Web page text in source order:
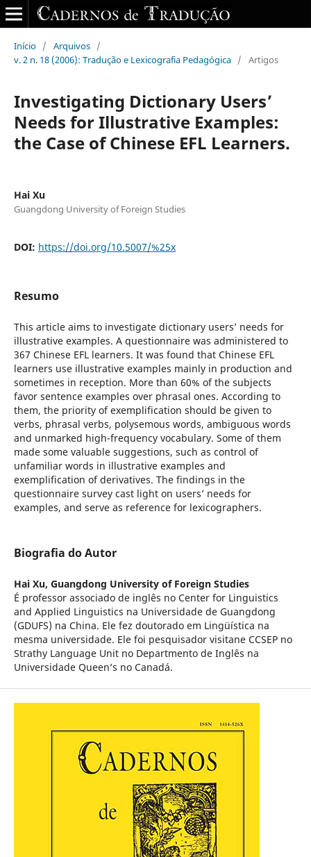
Início / Arquivos /
v. 2 n. 18 (2006): Tradução e Lexicografia Pedagógica / Artigos
Investigating Dictionary Users’
Needs for Illustrative Examples:
the Case of Chinese EFL Learners.
Hai Xu
Guangdong University of Foreign Studies
DOI: https://doi.org/10.5007/%25x
Resumo
This article aims to investigate dictionary users’ needs for
illustrative examples. A questionnaire was administered to
367 Chinese EFL learners. It was found that Chinese EFL
learners use illustrative examples mainly in production and
sometimes in reception. More than 60% of the subjects
favor sentence examples over phrasal ones. According to
them, the priority of exemplification should be given to
verbs, phrasal verbs, polysemous words, ambiguous words
and unmarked high-frequency vocabulary. Some of them
made some valuable suggestions, such as control of
unfamiliar words in illustrative examples and
exemplification of derivatives. The findings in the
questionnaire survey cast light on users’ needs for
examples, and serve as reference for lexicographers.
Biografia do Autor
Hai Xu, Guangdong University of Foreign Studies
É professor associado de inglês no Center for Linguistics
and Applied Linguistics na Universidade de Guangdong
(GDUFS) na China. Ele fez doutorado em Lingüística na
mesma universidade. Ele foi pesquisador visitane CCSEP no
Strathy Language Unit no Departmento de Inglês na
Universidade Queen’s no Canadá.